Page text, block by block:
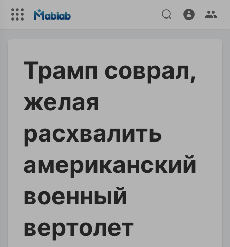
Трамп соврал,
желая
расхвалить
американский
военный
вертолет